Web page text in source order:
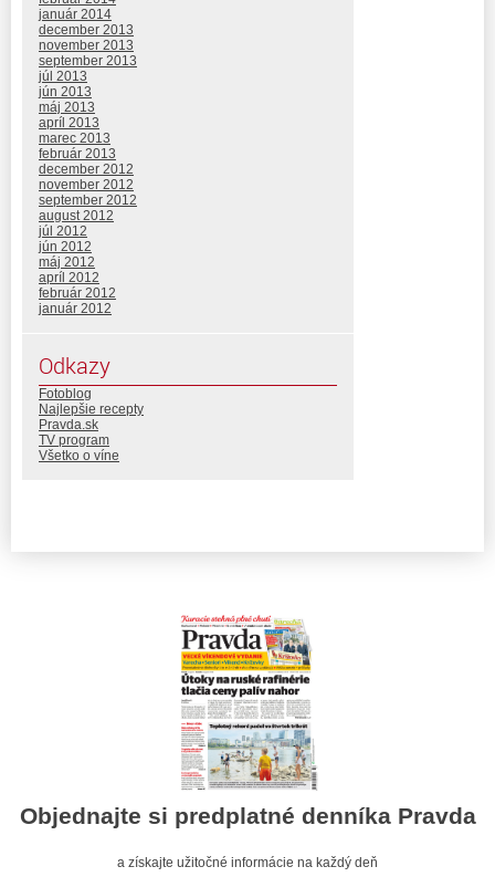
január 2014
december 2013
november 2013
september 2013
júl 2013
jún 2013
máj 2013
apríl 2013
marec 2013
február 2013
december 2012
november 2012
september 2012
august 2012
júl 2012
jún 2012
máj 2012
apríl 2012
február 2012
január 2012
Odkazy
Fotoblog
Najlepšie recepty
Pravda.sk
TV program
Všetko o víne
Objednajte si predplatné denníka Pravda
a získajte užitočné informácie na každý deň